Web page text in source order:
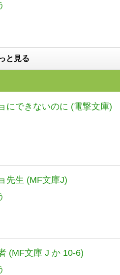
と見る
にできないのに (電撃文庫)
先生 (MF文庫J)
(MF文庫 J か 10-6)